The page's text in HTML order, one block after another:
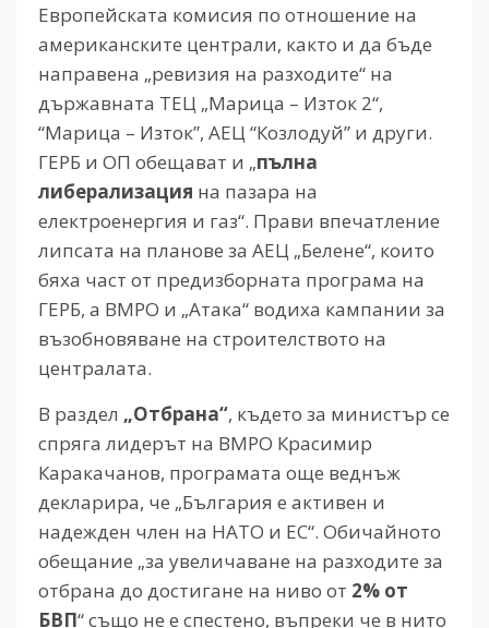
Европейската комисия по отношение на
американските централи, както и да бъде
направена „ревизия на разходите“ на
държавната ТЕЦ „Марица – Изток 2“,
“Марица – Изток”, АЕЦ “Козлодуй” и други.
ГЕРБ и ОП обещават и „пълна
либерализация на пазара на
електроенергия и газ“. Прави впечатление
липсата на планове за АЕЦ „Белене“, които
бяха част от предизборната програма на
ГЕРБ, а ВМРО и „Атака“ водиха кампании за
възобновяване на строителството на
централата.
В раздел „Отбрана“, където за министър се
спряга лидерът на ВМРО Красимир
Каракачанов, програмата още веднъж
декларира, че „България е активен и
надежден член на НАТО и ЕС“. Обичайното
обещание „за увеличаване на разходите за
отбрана до достигане на ниво от 2% от
БВП“ също не е спестено, въпреки че в нито